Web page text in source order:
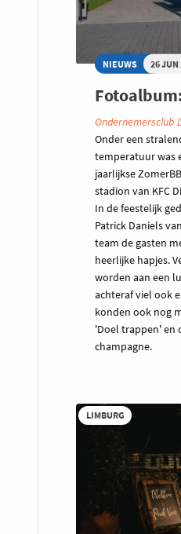
NIEUWS 26 JUN
Ondernemersclub
Onder een
temperatuur was
jaarlijkse
stadion van KFC
In de feestelijk
Patrick Daniels
team de gasten
heerlijke hapjes.
worden aan een
achteraf viel ook
konden ook nog
'Doel trappen' en
champagne.
LIMBURG